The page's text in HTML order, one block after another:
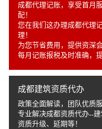
成都代理记账，享受首月
配！
您在我们这办理成都代理
理！
为您节省费用，提供资深
每月记账报税及时准确，
成都建筑资质代办
政策全面解读，团队优质
专业解决成都资质代办--
资质升级、延期等！